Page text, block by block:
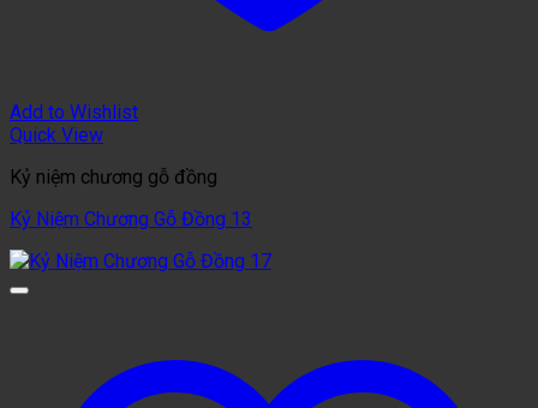
Add to Wishlist
Quick View
Kỷ niệm chương gỗ đồng
Kỷ Niệm Chương Gỗ Đồng 13